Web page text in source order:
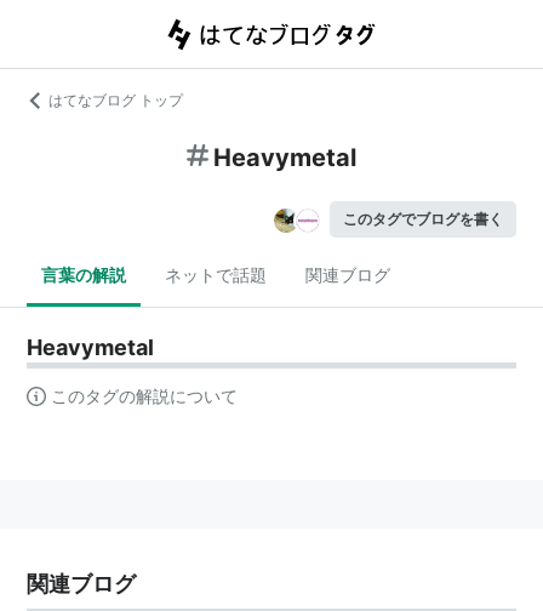
はてなブログ トップ
Heavymetal
このタグでブログを書く
言葉の解説 ネットで話題 関連ブログ
Heavymetal
このタグの解説について
関連ブログ